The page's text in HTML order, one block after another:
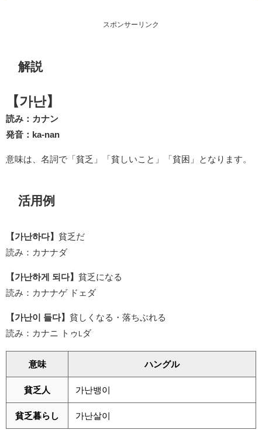
スポンサーリンク
解説
【가난】
読み：カナン
発音：ka-nan
意味は、名詞で「貧乏」「貧しいこと」「貧困」となります。
活用例
【가난하다】 貧乏だ
読み：カナナダ
【가난하게 되다】 貧乏になる
読み：カナナゲ ドェダ
【가난이 들다】 貧しくなる・落ちぶれる
読み：カナニ トゥ
ダ
意味 ハングル
貧乏人 가난뱅이
貧乏暮らし 가난살이